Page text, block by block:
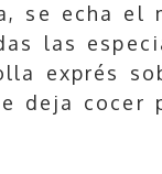
se echa
las
exprés
deja cocer